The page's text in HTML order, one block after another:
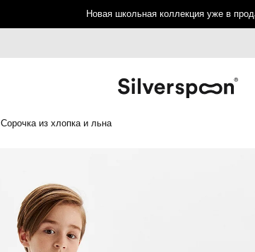
Новая школьная коллекция уже в
Сорочка из хлопка и льна